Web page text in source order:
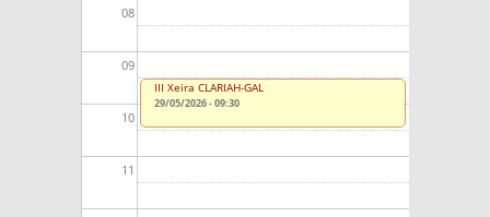
08
09
10
11
III Xeira CLARIAH-GAL
29/05/2026 - 09:30